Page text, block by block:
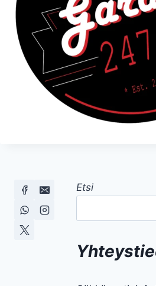
Etsi